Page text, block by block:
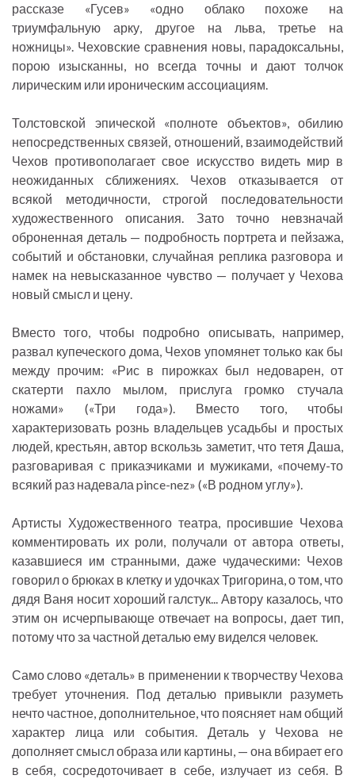
рассказе «Гусев» «одно облако похоже на
триумфальную арку, другое на льва, третье на
ножницы». Чеховские сравнения новы, парадоксальны,
порою изысканны, но всегда точны и дают толчок
лирическим или ироническим ассоциациям.
Толстовской эпической «полноте объектов», обилию
непосредственных связей, отношений, взаимодействий
Чехов противополагает свое искусство видеть мир в
неожиданных сближениях. Чехов отказывается от
всякой методичности, строгой последовательности
художественного описания. Зато точно невзначай
оброненная деталь — подробность портрета и пейзажа,
событий и обстановки, случайная реплика разговора и
намек на невысказанное чувство — получает у Чехова
новый смысл и цену.
Вместо того, чтобы подробно описывать, например,
развал купеческого дома, Чехов упомянет только как бы
между прочим: «Рис в пирожках был недоварен, от
скатерти пахло мылом, прислуга громко стучала
ножами» («Три года»). Вместо того, чтобы
характеризовать рознь владельцев усадьбы и простых
людей, крестьян, автор вскользь заметит, что тетя Даша,
разговаривая с приказчиками и мужиками, «почему-то
всякий раз надевала pince-nez» («В родном углу»).
Артисты Художественного театра, просившие Чехова
комментировать их роли, получали от автора ответы,
казавшиеся им странными, даже чудаческими: Чехов
говорил о брюках в клетку и удочках Тригорина, о том, что
дядя Ваня носит хороший галстук... Автору казалось, что
этим он исчерпывающе отвечает на вопросы, дает тип,
потому что за частной деталью ему виделся человек.
Само слово «деталь» в применении к творчеству Чехова
требует уточнения. Под деталью привыкли разуметь
нечто частное, дополнительное, что поясняет нам общий
характер лица или события. Деталь у Чехова не
дополняет смысл образа или картины, — она вбирает его
в себя, сосредоточивает в себе, излучает из себя. В